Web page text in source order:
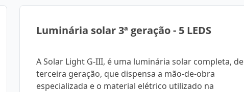
Luminária solar 3ª geração - 5 LEDS
A Solar Light G-III, é uma luminária solar completa, de
terceira geração, que dispensa a mão-de-obra
especializada e o material elétrico utilizado na